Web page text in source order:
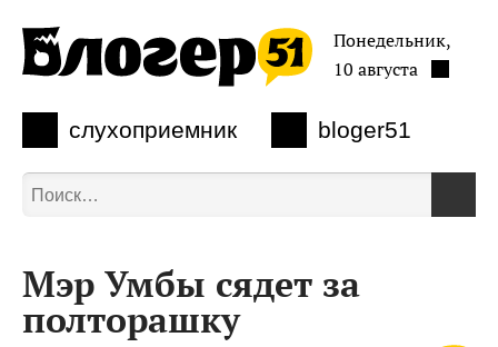
слухоприемник bloger51
Понедельник,
10 августа
Мэр Умбы сядет за
полторашку